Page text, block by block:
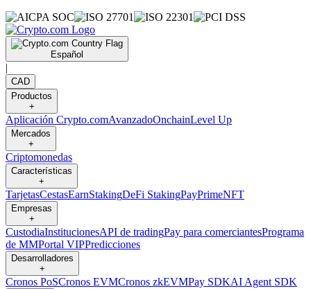
Español
|
CAD
Productos
+
Aplicación Crypto.comAvanzadoOnchainLevel Up
Mercados
+
Criptomonedas
Características
+
TarjetasCestasEarnStakingDeFi StakingPayPrimeNFT
Empresas
+
CustodiaInstitucionesAPI de tradingPay para comerciantesPrograma
de MMPortal VIPPredicciones
Desarrolladores
+
Cronos PoSCronos EVMCronos zkEVMPay SDKAI Agent SDK